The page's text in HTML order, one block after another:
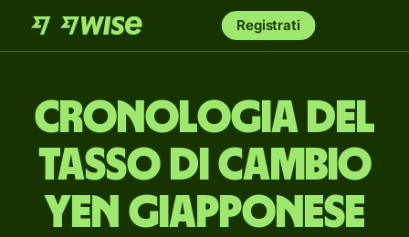
Registrati
Cronologia del
tasso di cambio
Yen giapponese